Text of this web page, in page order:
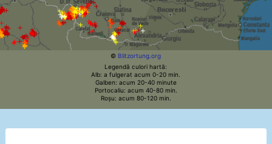
© Blitzortung.org
Legendă culori hartă:
Alb: a fulgerat acum 0-20 min.
Galben: acum 20-40 minute
Portocaliu: acum 40-80 min.
Roșu: acum 80-120 min.